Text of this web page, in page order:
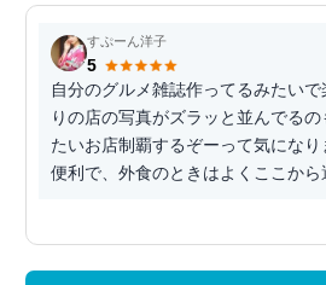
すぷーん洋子
5
自分のグルメ雑誌作ってるみたい
りの店の写真がズラッと並んでる
たいお店制覇するぞーって気にな
便利で、外食のときはよくここから